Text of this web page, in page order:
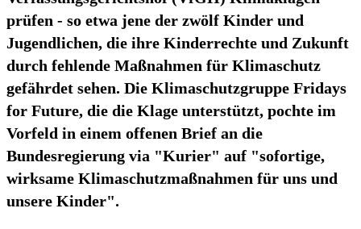
prüfen - so etwa jene der zwölf Kinder und
Jugendlichen, die ihre Kinderrechte und Zukunft
durch fehlende Maßnahmen für Klimaschutz
gefährdet sehen. Die Klimaschutzgruppe Fridays
for Future, die die Klage unterstützt, pochte im
Vorfeld in einem offenen Brief an die
Bundesregierung via "Kurier" auf "sofortige,
wirksame Klimaschutzmaßnahmen für uns und
unsere Kinder".